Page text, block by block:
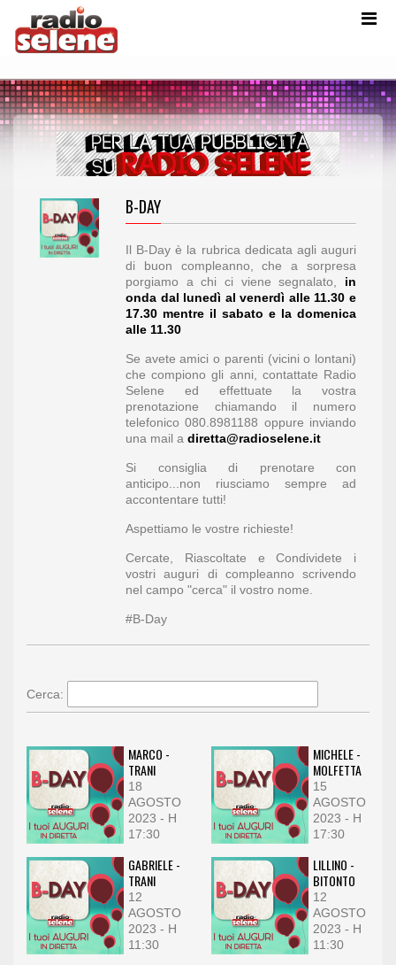
B-DAY
Il B-Day è la rubrica dedicata agli auguri
di buon compleanno, che a sorpresa
porgiamo a chi ci viene segnalato, in
onda dal lunedì al venerdì alle 11.30 e
17.30 mentre il sabato e la domenica
alle 11.30
Se avete amici o parenti (vicini o lontani)
che compiono gli anni, contattate Radio
Selene ed effettuate la vostra
prenotazione chiamando il numero
telefonico 080.8981188 oppure inviando
una mail a diretta@radioselene.it
Si consiglia di prenotare con
anticipo...non riusciamo sempre ad
accontentare tutti!
Aspettiamo le vostre richieste!
Cercate, Riascoltate e Condividete i
vostri auguri di compleanno scrivendo
nel campo "cerca" il vostro nome.
#B-Day
Cerca:
MARCO -
TRANI
18
AGOSTO
2023 - H
17:30
MICHELE -
MOLFETTA
15
AGOSTO
2023 - H
17:30
GABRIELE -
TRANI
12
AGOSTO
2023 - H
11:30
LILLINO -
BITONTO
12
AGOSTO
2023 - H
11:30